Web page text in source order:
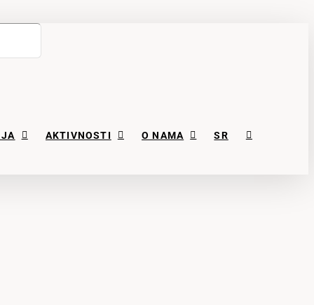
AKTIVNOSTI O NAMA SR